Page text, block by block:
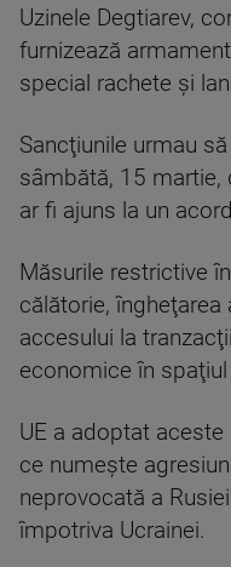
Uzinele Degtiarev,
furnizează
special rachete şi
Sancţiunile urmau
sâmbătă, 15 martie,
ar fi ajuns la un
Măsurile restrictive
călătorie,
accesului la
economice în
UE a adoptat
ce numeşte
neprovocată a
împotriva Ucrainei.